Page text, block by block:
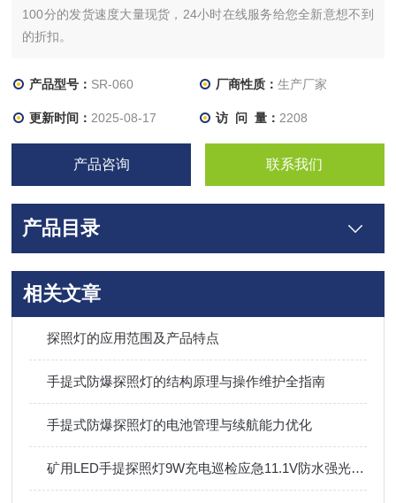
100分的发货速度大量现货，24小时在线服务给您全新意想不到
的折扣。
产品型号： SR-060 厂商性质： 生产厂家
更新时间： 2025-08-17 访 问 量： 2208
产品咨询 联系我们
产品目录
相关文章
探照灯的应用范围及产品特点
手提式防爆探照灯的结构原理与操作维护全指南
手提式防爆探照灯的电池管理与续航能力优化
矿用LED手提探照灯9W充电巡检应急11.1V防水强光手电筒